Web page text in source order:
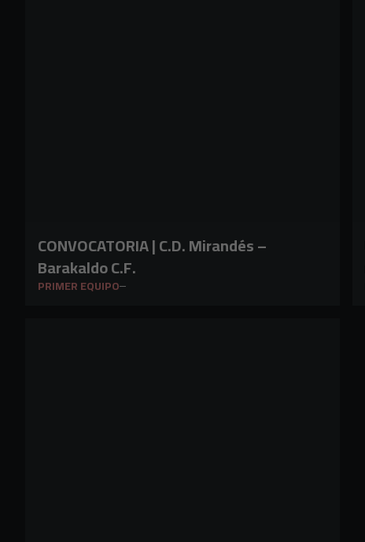
CONVOCATORIA | C.D. Mirandés –
Barakaldo C.F.
PRIMER EQUIPO